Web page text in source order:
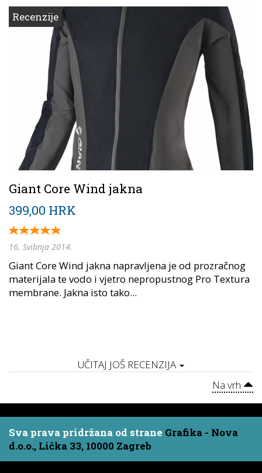
Recenzije
Giant Core Wind jakna
399,00 HRK
16. Svibnja 2014.
Giant Core Wind jakna napravljena je od prozračnog
materijala te vodo i vjetro nepropustnog Pro Textura
membrane. Jakna isto tako...
UČITAJ JOŠ RECENZIJA
Na vrh
Sva prava pridržana od strane Grafika - Nova
d.o.o., Lička 33, 10000 Zagreb